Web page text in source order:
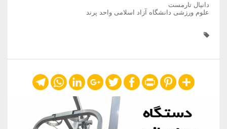
دانیال تارمست
علوم ورزشی دانشگاه آزاد اسلامی واحد پرند
Share
Pinterest
Print
Facebook
Twitter
Google+
LinkedIn
WhatsApp
Telegram